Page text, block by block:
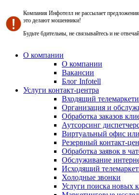
Компания Инфотелл не рассылает
это делают мошенники!
Будьте бдительны, не связывайтесь и не
О компании
О компании
Вакансии
Блог Infotell
Услуги контакт-центра
Входящий
Организация и
Обработка заказов
Аутсорсинг
Виртуальный офис или
Резервный контакт-
Обработка заявок в
Обслуживание
Исходящий
Холодные звонки
Услуги поиска новых